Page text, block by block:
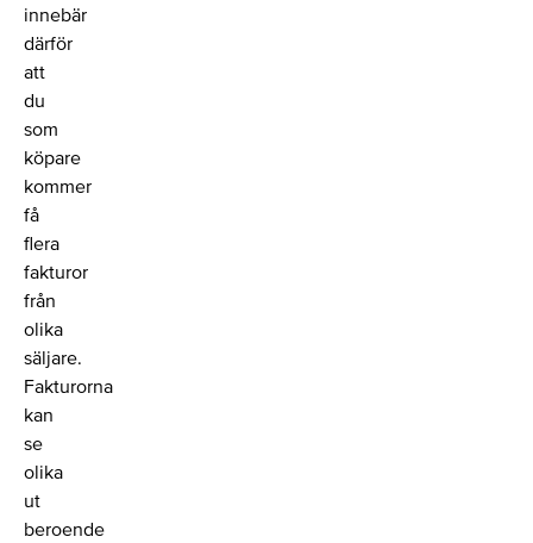
innebär
därför
att
du
som
köpare
kommer
få
flera
fakturor
från
olika
säljare.
Fakturorna
kan
se
olika
ut
beroende